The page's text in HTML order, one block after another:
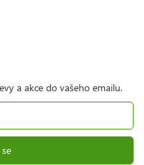
a akce do vašeho emailu.